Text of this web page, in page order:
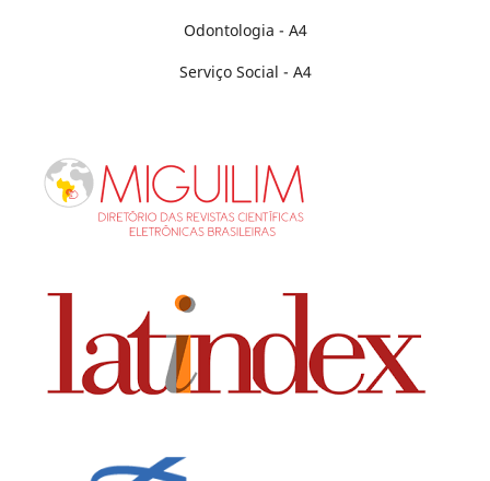
Odontologia - A4
Serviço Social - A4